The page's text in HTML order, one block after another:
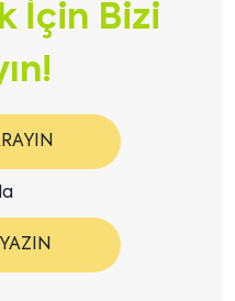
İçin Bizi